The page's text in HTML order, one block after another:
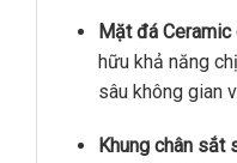
Mặt đá
hữu khả năng
sâu không gian
Khung chân sắt